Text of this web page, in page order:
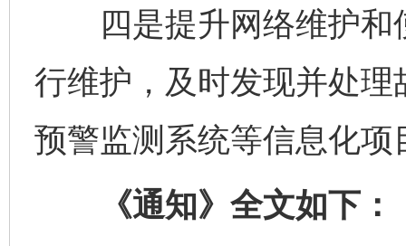
四是提升网络维护和
行维护，及时发现并处
预警监测系统等信息化
《通知》全文如下：